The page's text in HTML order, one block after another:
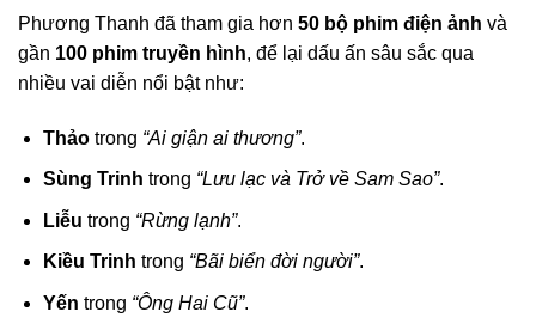
Phương Thanh đã tham gia hơn 50 bộ phim điện ảnh và
gần 100 phim truyền hình, để lại dấu ấn sâu sắc qua
nhiều vai diễn nổi bật như:
Thảotrong “Ai giận ai thương”.
Sùng Trinh trong “Lưu lạc và Trở về Sam Sao”.
Liễu trong “Rừng lạnh”.
Kiều Trinh trong “Bãi biển đời người”.
Yến trong “Ông Hai Cũ”.